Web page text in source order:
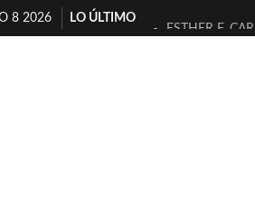
8 2026
LO ÚLTIMO
ESTHER F.
[ELECTRA
TIMBRE 4, LA
30 AÑOS (NO
MILITARES